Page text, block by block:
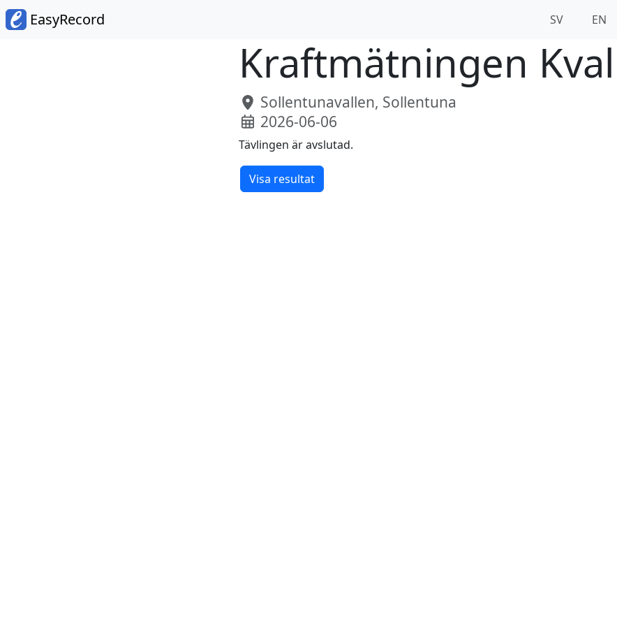
EasyRecord SV EN
Kraftmätningen Kval
Sollentunavallen, Sollentuna
2026-06-06
Tävlingen är avslutad.
Visa resultat